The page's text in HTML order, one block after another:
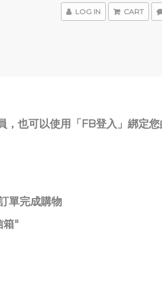
LOG IN CART
也可以使用「FB登入」綁定
單完成購物
箱"